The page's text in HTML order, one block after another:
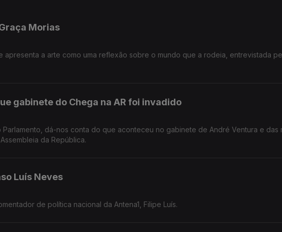
Morias
apresenta a arte como uma reflexão sobre o mundo que a rodeia, entrevistada
gabinete do Chega na AR foi invadido
Parlamento, dá-nos conta do que aconteceu no gabinete de André Ventura e das
da República.
Luís Neves
de política nacional da Antena1, Filipe Luís.